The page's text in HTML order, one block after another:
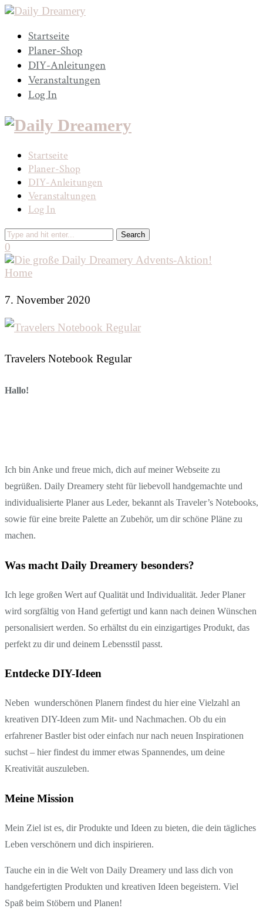
Startseite
Planer-Shop
DIY-Anleitungen
Veranstaltungen
Log In
Startseite
Planer-Shop
DIY-Anleitungen
Veranstaltungen
Log In
0
Home
7. November 2020
Travelers Notebook Regular
Hallo!
Ich bin Anke und freue mich, dich auf meiner Webseite zu
begrüßen. Daily Dreamery steht für liebevoll handgemachte und
individualisierte Planer aus Leder, bekannt als Traveler’s Notebooks,
sowie für eine breite Palette an Zubehör, um dir schöne Pläne zu
machen.
Was macht Daily Dreamery besonders?
Ich lege großen Wert auf Qualität und Individualität. Jeder Planer
wird sorgfältig von Hand gefertigt und kann nach deinen Wünschen
personalisiert werden. So erhältst du ein einzigartiges Produkt, das
perfekt zu dir und deinem Lebensstil passt.
Entdecke DIY-Ideen
Neben wunderschönen Planern findest du hier eine Vielzahl an
kreativen DIY-Ideen zum Mit- und Nachmachen. Ob du ein
erfahrener Bastler bist oder einfach nur nach neuen Inspirationen
suchst – hier findest du immer etwas Spannendes, um deine
Kreativität auszuleben.
Meine Mission
Mein Ziel ist es, dir Produkte und Ideen zu bieten, die dein tägliches
Leben verschönern und dich inspirieren.
Tauche ein in die Welt von Daily Dreamery und lass dich von
handgefertigten Produkten und kreativen Ideen begeistern. Viel
Spaß beim Stöbern und Planen!